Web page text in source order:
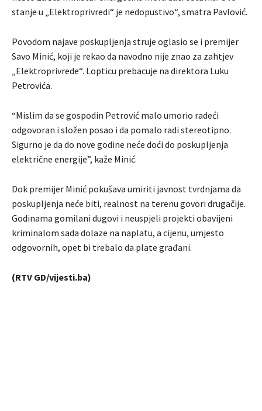
stanje u „Elektroprivredi“ je nedopustivo“, smatra Pavlović.
Povodom najave poskupljenja struje oglasio se i premijer
Savo Minić, koji je rekao da navodno nije znao za zahtjev
„Elektroprivrede“. Lopticu prebacuje na direktora Luku
Petrovića.
“Mislim da se gospodin Petrović malo umorio radeći
odgovoran i složen posao i da pomalo radi stereotipno.
Sigurno je da do nove godine neće doći do poskupljenja
električne energije”, kaže Minić.
Dok premijer Minić pokušava umiriti javnost tvrdnjama da
poskupljenja neće biti, realnost na terenu govori drugačije.
Godinama gomilani dugovi i neuspjeli projekti obavijeni
kriminalom sada dolaze na naplatu, a cijenu, umjesto
odgovornih, opet bi trebalo da plate građani.
(RTV GD/vijesti.ba)